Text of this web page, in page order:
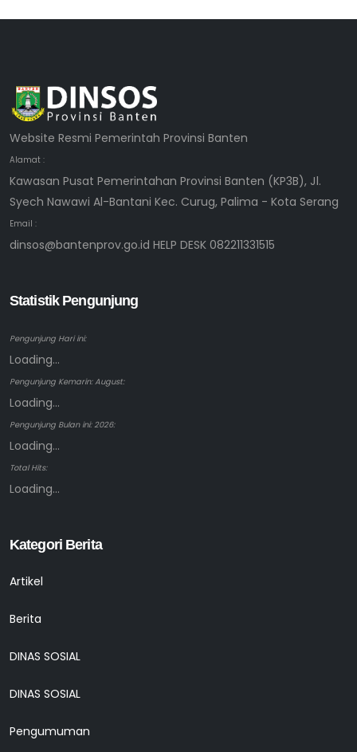
Website Resmi Pemerintah Provinsi Banten
Alamat :
Kawasan Pusat Pemerintahan Provinsi Banten (KP3B), Jl.
Syech Nawawi Al-Bantani Kec. Curug, Palima - Kota Serang
Email :
dinsos@bantenprov.go.id HELP DESK 082211331515
Statistik Pengunjung
Pengunjung Hari ini:
Loading...
Pengunjung Kemarin: August:
Loading...
Pengunjung Bulan ini: 2026:
Loading...
Total Hits:
Loading...
Kategori Berita
Artikel
Berita
DINAS SOSIAL
DINAS SOSIAL
Pengumuman